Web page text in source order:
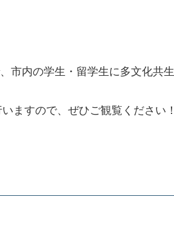
市内の学生・留学生に多文化共
ますので、ぜひご観覧ください！